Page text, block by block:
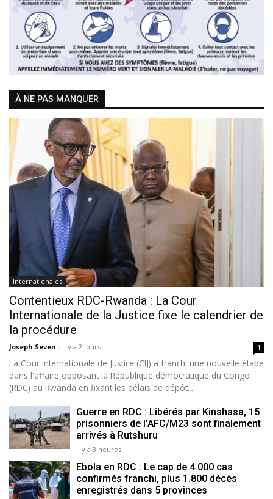
À NE PAS MANQUER
Internationales
Contentieux RDC-Rwanda : La Cour
Internationale de la Justice fixe le calendrier de
la procédure
Joseph Seven - Il y a 2 jours 1
La Cour internationale de Justice (CIJ) a franchi une nouvelle étape
dans l'affaire opposant la République démocratique du Congo
(RDC) au Rwanda en fixant les délais de dépôt...
Guerre en RDC : Libérés par Kinshasa, 15
prisonniers de l'AFC/M23 sont finalement
arrivés à Rutshuru
Il y a 3 heures
Ebola en RDC : Le cap de 4.000 cas
confirmés franchi, plus 1.800 décès
enregistrés dans 5 provinces